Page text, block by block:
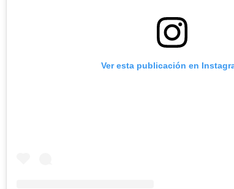
Ver esta publicación en